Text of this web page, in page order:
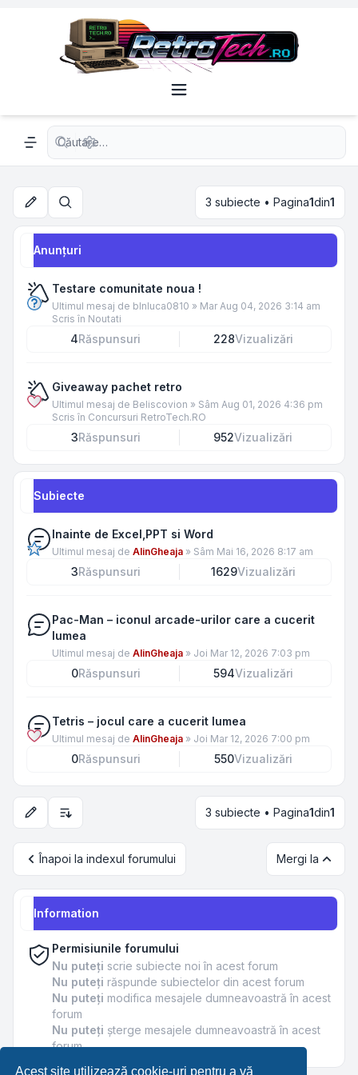
Acest site utilizează cookie-uri pentru a vă
Navigation menu
Căutare avansată
Căutare 3 subiecte • Pagina1din1
Anunţuri
Testare comunitate noua !
Ultimul mesaj de blnluca0810 » Mar Aug 04, 2026 3:14 am
Scris în Noutati
4Răspunsuri 228Vizualizări
Giveaway pachet retro
Ultimul mesaj de Beliscovion » Sâm Aug 01, 2026 4:36 pm
Scris în Concursuri RetroTech.RO
3Răspunsuri 952Vizualizări
Subiecte
Inainte de Excel,PPT si Word
Ultimul mesaj de AlinGheaja » Sâm Mai 16, 2026 8:17 am
3Răspunsuri 1629Vizualizări
Pac-Man – iconul arcade-urilor care a cucerit
lumea
Ultimul mesaj de AlinGheaja » Joi Mar 12, 2026 7:03 pm
0Răspunsuri 594Vizualizări
Tetris – jocul care a cucerit lumea
Ultimul mesaj de AlinGheaja » Joi Mar 12, 2026 7:00 pm
0Răspunsuri 550Vizualizări
Opțiuni de sortare și afișare 3 subiecte • Pagina1din1
Înapoi la indexul forumului Mergi la
Information
Permisiunile forumului
Nu puteţi scrie subiecte noi în acest forum
Nu puteţi răspunde subiectelor din acest forum
Nu puteţi modifica mesajele dumneavoastră în acest
forum
Nu puteţi şterge mesajele dumneavoastră în acest
forum